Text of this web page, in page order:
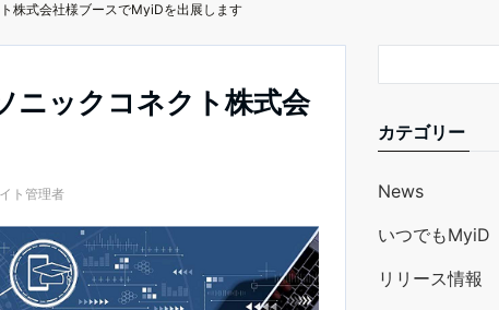
株式会社様ブースでMyiDを出展します
ニックコネクト株式会
ト管理者
カテゴリー
News
いつでもMyiD
リリース情報